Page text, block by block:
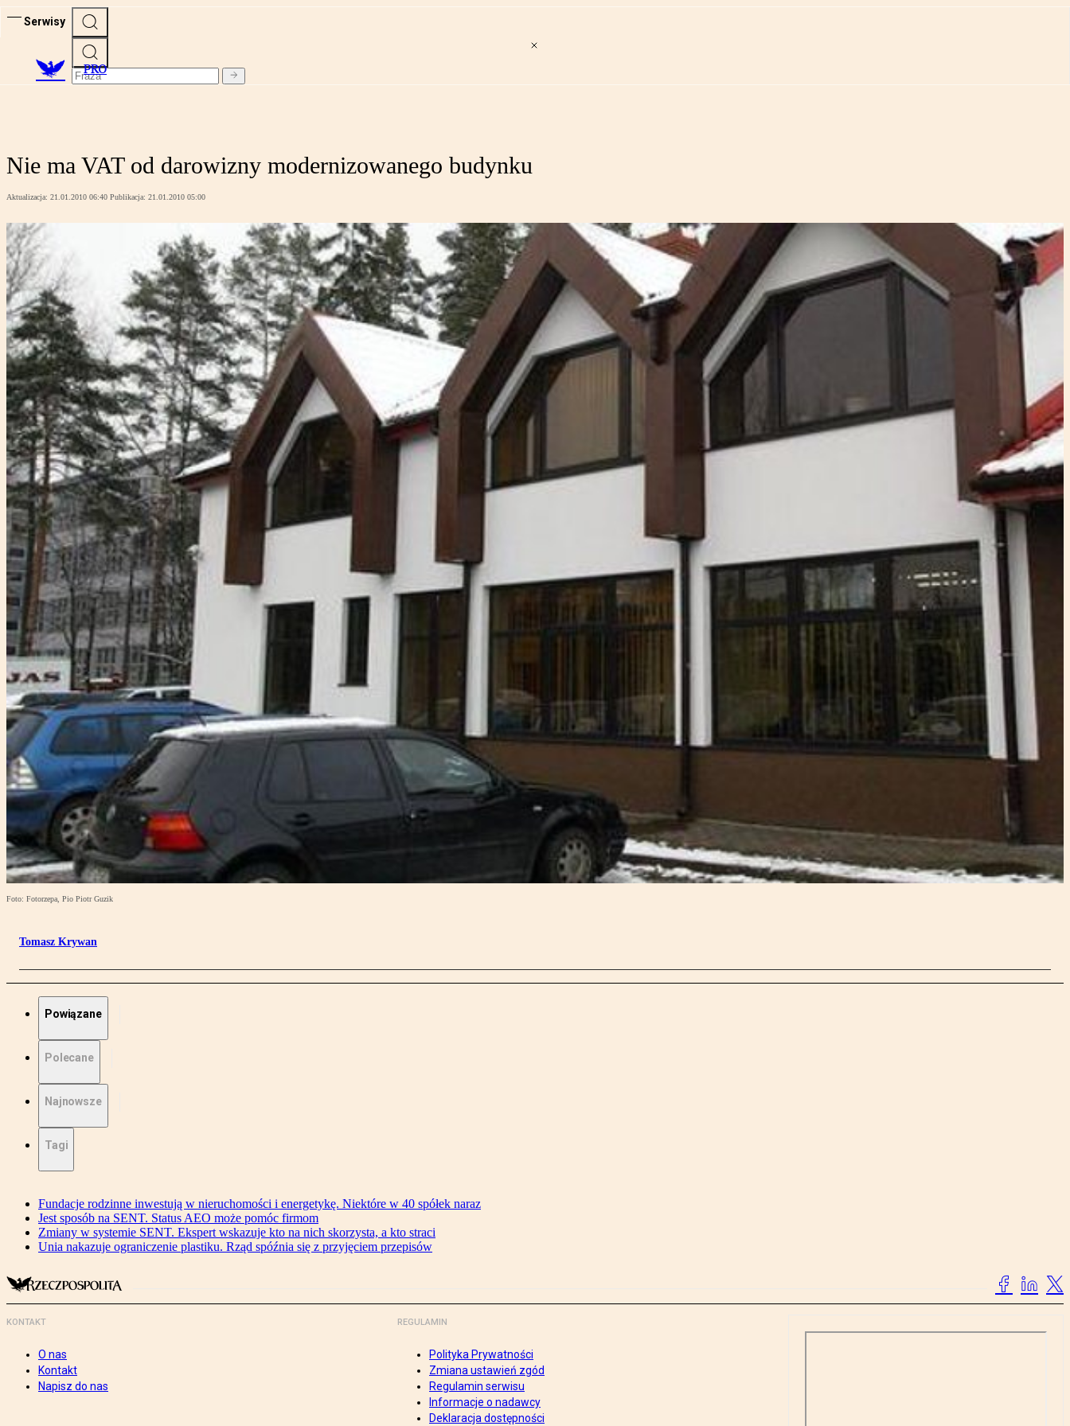
Serwisy
PRO
Nie ma VAT od darowizny modernizowanego budynku
Aktualizacja: 21.01.2010 06:40 Publikacja: 21.01.2010 05:00
Foto: Fotorzepa, Pio Piotr Guzik
Tomasz Krywan
Powiązane
Polecane
Najnowsze
Tagi
Fundacje rodzinne inwestują w nieruchomości i energetykę. Niektóre w 40 spółek naraz
Jest sposób na SENT. Status AEO może pomóc firmom
Zmiany w systemie SENT. Ekspert wskazuje kto na nich skorzysta, a kto straci
Unia nakazuje ograniczenie plastiku. Rząd spóźnia się z przyjęciem przepisów
KONTAKT
O nas
Kontakt
Napisz do nas
REGULAMIN
Polityka Prywatności
Zmiana ustawień zgód
Regulamin serwisu
Informacje o nadawcy
Deklaracja dostępności